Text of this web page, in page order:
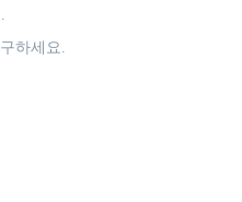
하세요.